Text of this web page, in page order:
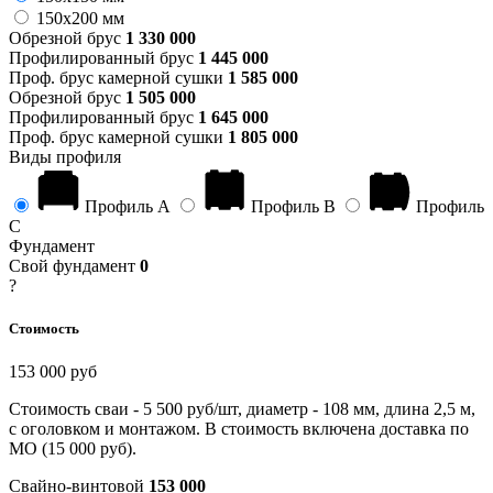
150x200 мм
Обрезной брус 1 330 000
Профилированный брус 1 445 000
Проф. брус камерной сушки 1 585 000
Обрезной брус 1 505 000
Профилированный брус 1 645 000
Проф. брус камерной сушки 1 805 000
Виды профиля
Профиль А Профиль B
Профиль
C
Фундамент
Свой фундамент 0
?
Стоимость
153 000 руб
Стоимость сваи - 5 500 руб/шт, диаметр - 108 мм, длина 2,5 м,
с оголовком и монтажом. В стоимость включена доставка по
МО (15 000 руб).
Свайно-винтовой 153 000